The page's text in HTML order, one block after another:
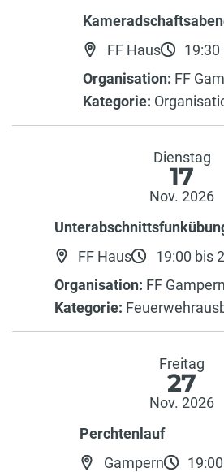
FF Haus
19:30
Organisation: FF
Kategorie:
Dienstag
17
Nov. 2026
FF Haus
19:00 bis
Organisation: FF Gampern
Kategorie:
Freitag
27
Nov. 2026
Perchtenlauf
Gampern